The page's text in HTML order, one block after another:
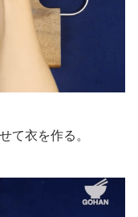
て衣を作る。